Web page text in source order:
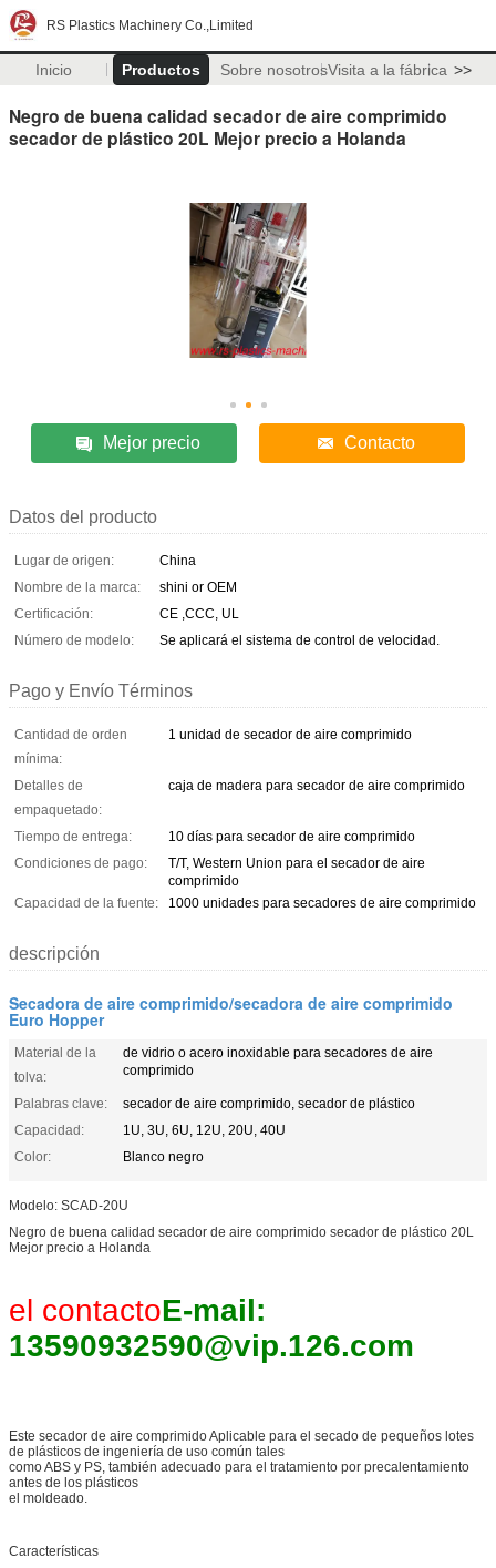
RS Plastics Machinery Co.,Limited
Inicio Productos Sobre nosotrosVisita a la fábrica >>
Negro de buena calidad secador de aire comprimido
secador de plástico 20L Mejor precio a Holanda
Mejor precio Contacto
Datos del producto
Lugar de origen:
China
Nombre de la marca:
shini or OEM
Certificación:
CE ,CCC, UL
Número de modelo:
Se aplicará el sistema de control de velocidad.
Pago y Envío Términos
Cantidad de orden
mínima:
1 unidad de secador de aire comprimido
Detalles de
empaquetado:
caja de madera para secador de aire comprimido
Tiempo de entrega:
10 días para secador de aire comprimido
Condiciones de pago:
T/T, Western Union para el secador de aire
comprimido
Capacidad de la fuente:
1000 unidades para secadores de aire comprimido
descripción
Secadora de aire comprimido/secadora de aire comprimido
Euro Hopper
Material de la
tolva:
de vidrio o acero inoxidable para secadores de aire
comprimido
Palabras clave:
secador de aire comprimido, secador de plástico
Capacidad:
1U, 3U, 6U, 12U, 20U, 40U
Color:
Blanco negro
Modelo: SCAD-20U
Negro de buena calidad secador de aire comprimido secador de plástico 20L
Mejor precio a Holanda
el contactoE-mail:
13590932590@vip.126.com
Este secador de aire comprimido Aplicable para el secado de pequeños lotes
de plásticos de ingeniería de uso común tales
como ABS y PS, también adecuado para el tratamiento por precalentamiento
antes de los plásticos
el moldeado.
Características